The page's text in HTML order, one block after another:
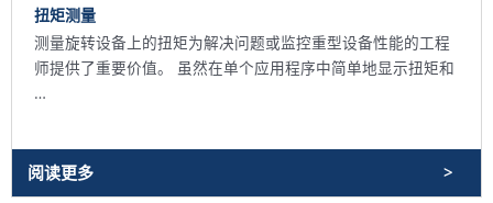
扭矩测量
测量旋转设备上的扭矩为解决问题或监控重型设备性能的工程
师提供了重要价值。 虽然在单个应用程序中简单地显示扭矩和
…
阅读更多